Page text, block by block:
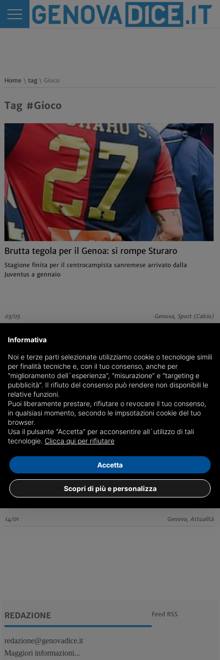
Home \ tag\ Gioco
Tag #Gioco
Brutta tegola per il Genoa: si rompe Sturaro
Stagione finita per il centrocampista sanremese arrivato dalla
Juventus a gennaio
03/05 Genova, Sport (Calcio)
Scoperta una bisca clandestina in un bar della Foce:
undici denunciati
Denunciate dieci persone di età compresa tra i 26 e il 74 anni,
sorprese a partecipare a un torneo di Poker, e un genovese di 59 anni
14/01 Genova, Attualità
REDAZIONE
redazione@genovadice.it
Maggiori informazioni...
Feed RSS
Informativa
Noi e terze parti selezionate utilizziamo cookie o tecnologie simili
per finalità tecniche e, con il tuo consenso, anche per
“miglioramento dell`esperienza”, “misurazione” e “targeting e
pubblicità”. Il rifiuto del consenso può rendere non disponibili le
relative funzioni.
Puoi liberamente prestare, rifiutare o revocare il tuo consenso,
in qualsiasi momento, secondo le impsotazioni cookie del tuo
browser.
Usa il pulsante “Accetta” per acconsentire all`utilizzo di tali
tecnologie. Clicca qui per rifiutare
Scopri di più e personalizza
Accetta